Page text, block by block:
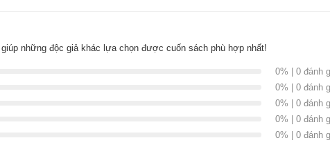
sẽ có thể dễ dàng vượt qua mọi trở ngại và biến cố yêu thương và
lúc bạn thực sự sẵn sàng để yêu và được yêu!
trong những năm tháng tuổi trẻ. Cuộc sống chứa vô vàn sự lựa
hay sự nghiệp. Mỗi người sẽ có hướng đi riêng tùy theo những lựa
đến nẻo đường nào, bạn vẫn phải kiên trì bước tiếp biết thay đổi khi
sẽ nhẹ nhàng và bình yên hơn.
bạn sẽ tìm được hạnh phúc, tận hưởng hết mình những năm tháng
giúp những độc giả khác lựa chọn được cuốn sách phù hợp nhất!
0% | 0 đánh
0% | 0 đánh
0% | 0 đánh
0% | 0 đánh
0% | 0 đánh